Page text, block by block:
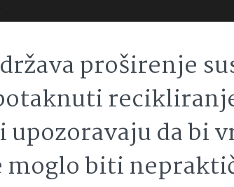
proširenje
da bi
moglo biti